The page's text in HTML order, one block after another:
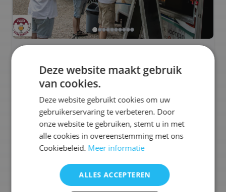
Bekijk profiel
Op eigenwijze bereiden mediterrane streetfood. Wij
werken uitstekend met de beste ingrediënten in
huisgemaakte gerechten. Lekker eten met een lach.
Ons aanbod:
Street Food
Deze website maakt gebruik
van cookies.
Deze website gebruikt cookies om uw
gebruikerservaring te verbeteren. Door
onze website te gebruiken, stemt u in met
alle cookies in overeenstemming met ons
Cookiebeleid. Meer informatie
ALLES ACCEPTEREN